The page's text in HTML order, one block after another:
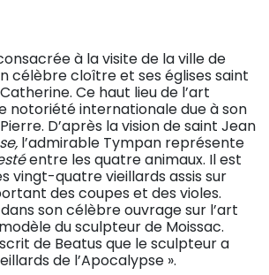
à la visite de la ville de
célèbre cloître et ses églises saint
Ce haut lieu de l’art
notoriété internationale due à son
D’après la vision de saint Jean
l’admirable Tympan représente
entre les quatre animaux. Il est
vingt-quatre vieillards assis sur
des coupes et des violes.
son célèbre ouvrage sur l’art
du sculpteur de Moissac.
de Beatus que le sculpteur a
de l’Apocalypse ».